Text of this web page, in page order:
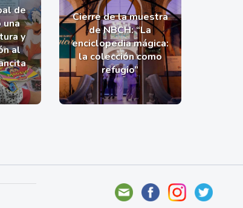
de
y
al
Cierre de la muestra
de NBCH: “La
enciclopedia mágica:
la colección como
refugio”